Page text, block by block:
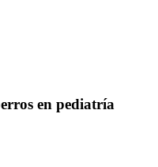
en pediatría